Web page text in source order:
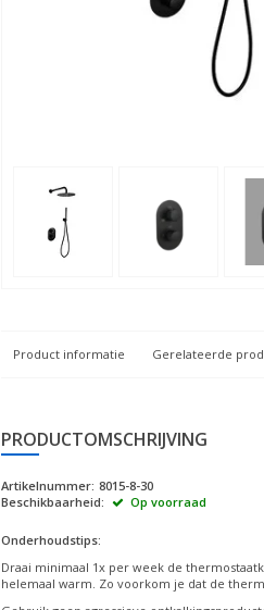
Product informatie Gerelateerde
PRODUCTOMSCHRIJVING
Artikelnummer: 8015-8-30
Beschikbaarheid:
Op voorraad
Onderhoudstips:
Draai minimaal 1x per week de
helemaal warm. Zo voorkom je dat de